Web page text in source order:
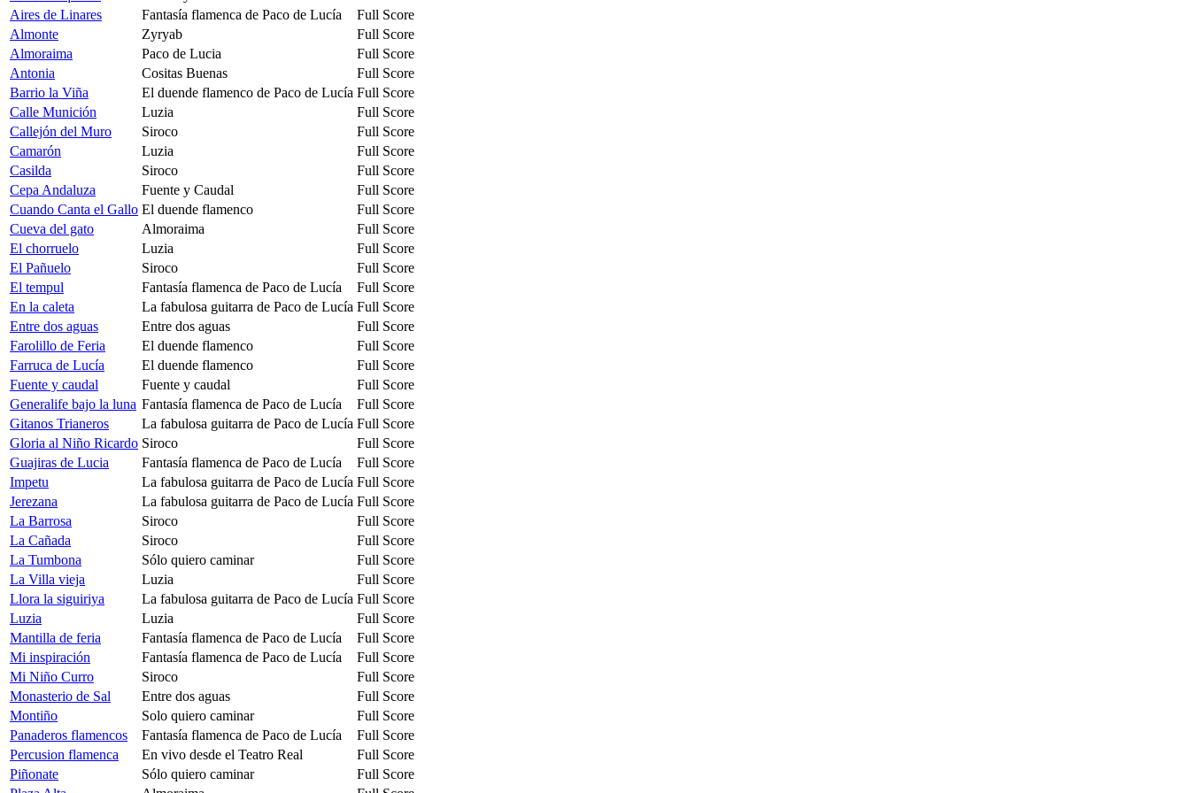
Aires de Linares
Fantasía flamenca de Paco de Lucía
Full Score
Almonte
Zyryab
Full Score
Almoraima
Paco de Lucia
Full Score
Antonia
Cositas Buenas
Full Score
Barrio la Viña
El duende flamenco de Paco de Lucía Full Score
Calle Munición
Luzia
Full Score
Callejón del Muro
Siroco
Full Score
Camarón
Luzia
Full Score
Casilda
Siroco
Full Score
Cepa Andaluza
Fuente y Caudal
Full Score
Cuando Canta el Gallo El duende flamenco
Full Score
Cueva del gato
Almoraima
Full Score
El chorruelo
Luzia
Full Score
El Pañuelo
Siroco
Full Score
El tempul
Fantasía flamenca de Paco de Lucía
Full Score
En la caleta
La fabulosa guitarra de Paco de Lucía Full Score
Entre dos aguas
Entre dos aguas
Full Score
Farolillo de Feria
El duende flamenco
Full Score
Farruca de Lucía
El duende flamenco
Full Score
Fuente y caudal
Fuente y caudal
Full Score
Generalife bajo la luna Fantasía flamenca de Paco de Lucía
Full Score
Gitanos Trianeros
La fabulosa guitarra de Paco de Lucía Full Score
Gloria al Niño Ricardo Siroco
Full Score
Guajiras de Lucia
Fantasía flamenca de Paco de Lucía
Full Score
Impetu
La fabulosa guitarra de Paco de Lucía Full Score
Jerezana
La fabulosa guitarra de Paco de Lucía Full Score
La Barrosa
Siroco
Full Score
La Cañada
Siroco
Full Score
La Tumbona
Sólo quiero caminar
Full Score
La Villa vieja
Luzia
Full Score
Llora la siguiriya
La fabulosa guitarra de Paco de Lucía Full Score
Luzia
Luzia
Full Score
Mantilla de feria
Fantasía flamenca de Paco de Lucía
Full Score
Mi inspiración
Fantasía flamenca de Paco de Lucía
Full Score
Mi Niño Curro
Siroco
Full Score
Monasterio de Sal
Entre dos aguas
Full Score
Montiño
Solo quiero caminar
Full Score
Panaderos flamencos
Fantasía flamenca de Paco de Lucía
Full Score
Percusion flamenca
En vivo desde el Teatro Real
Full Score
Piñonate
Sólo quiero caminar
Full Score